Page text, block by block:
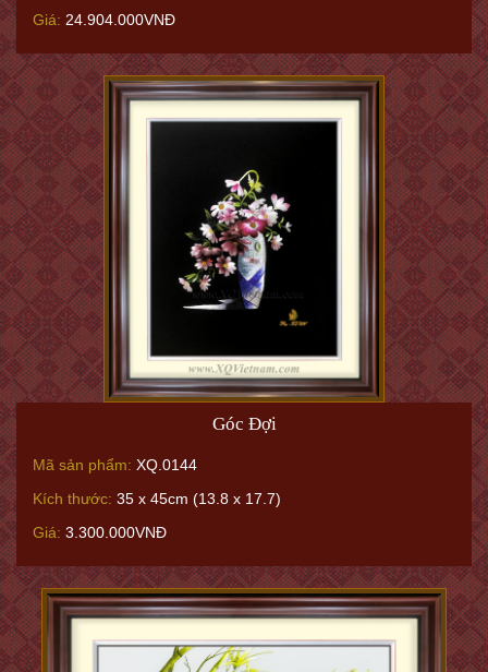
Giá: 24.904.000VNĐ
Góc Đợi
Mã sản phẩm: XQ.0144
Kích thước: 35 x 45cm (13.8 x 17.7)
Giá: 3.300.000VNĐ